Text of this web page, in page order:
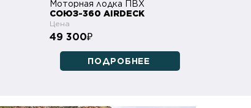
Моторная лодка ПВХ
СОЮЗ-360 AIRDECK
Цена
49 300₽
ПОДРОБНЕЕ